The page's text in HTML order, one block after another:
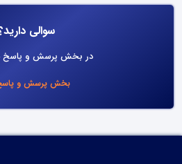
سوالی
در بخش پرسش و پاسخ
بخش پرسش و